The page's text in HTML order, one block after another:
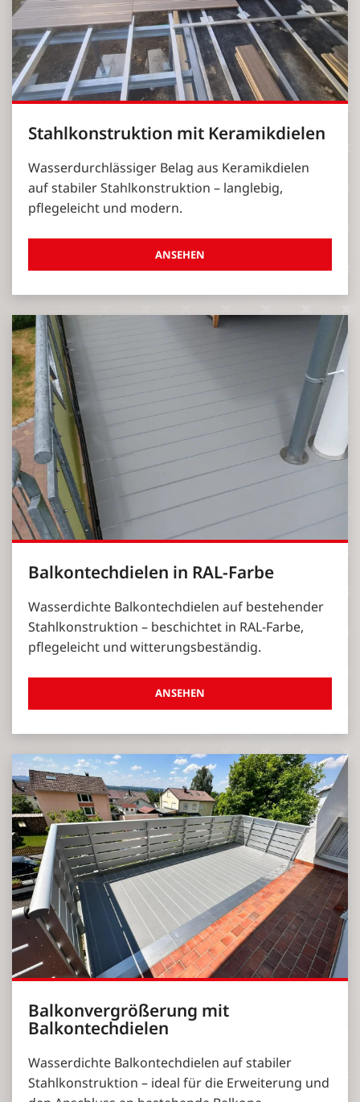
Stahlkonstruktion mit Keramikdielen
Wasserdurchlässiger Belag aus Keramikdielen
auf stabiler Stahlkonstruktion – langlebig,
pflegeleicht und modern.
ANSEHEN
Balkontechdielen in RAL-Farbe
Wasserdichte Balkontechdielen auf bestehender
Stahlkonstruktion – beschichtet in RAL-Farbe,
pflegeleicht und witterungsbeständig.
ANSEHEN
Balkonvergrößerung mit
Balkontechdielen
Wasserdichte Balkontechdielen auf stabiler
Stahlkonstruktion – ideal für die Erweiterung und